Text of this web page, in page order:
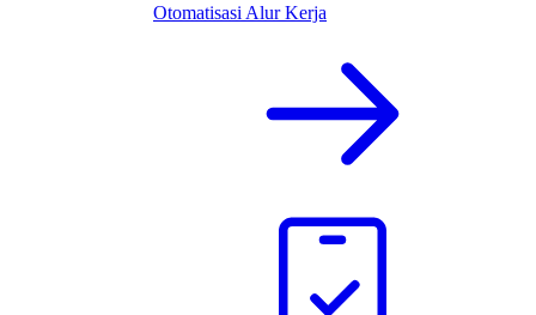
Otomatisasi Alur Kerja